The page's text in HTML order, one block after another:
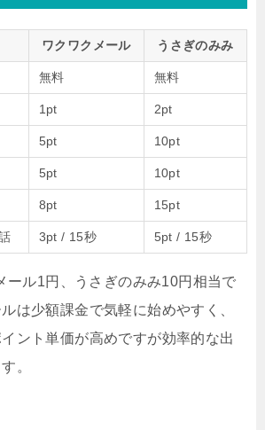
ワクワクメール うさぎのみみ
無料 無料
1pt 2pt
5pt 10pt
5pt 10pt
8pt 15pt
3pt / 15秒 5pt / 15秒
ル1円、うさぎのみみ10円相当で
は少額課金で気軽に始めやすく、
ント単価が高めですが効率的な出
。